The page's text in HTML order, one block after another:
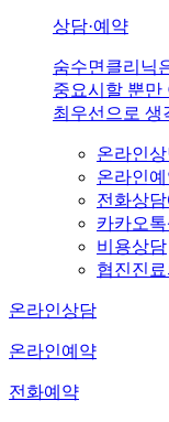
상담·예약
숨수면클리닉
중요시할 뿐만
최우선으로 생
온라인
온라인
전화상
카카오
비용상담
협진진료
온라인상담
온라인예약
전화예약